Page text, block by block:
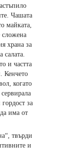
Чашата
майката,
сложена
храна за
салата.
и частта
Кенчето
когато
за
има от
твърди
и